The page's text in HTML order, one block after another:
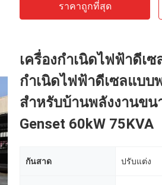
ราคาถูกที่สุด
เครื่องกำเนิดไฟฟ้าดีเ
กำเนิดไฟฟ้าดีเซลแบบ
สำหรับบ้านพลังงานขน
Genset 60kW 75KVA
กันสาด ปรับแต่ง